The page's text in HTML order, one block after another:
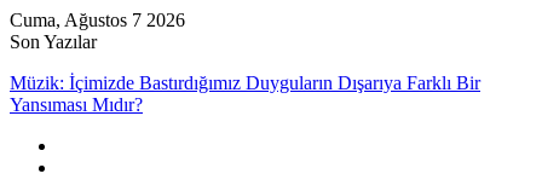
Cuma, Ağustos 7 2026
Son Yazılar
Müzik: İçimizde Bastırdığımız Duyguların Dışarıya Farklı Bir
Yansıması Mıdır?